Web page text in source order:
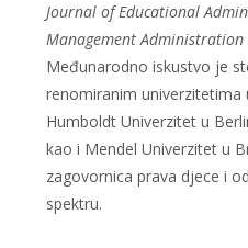
Journal of Educational
Management Administration
Međunarodno iskustvo je
renomiranim univerzitetima
Humboldt Univerzitet u
kao i Mendel Univerzitet u
zagovornica prava djece i
spektru.